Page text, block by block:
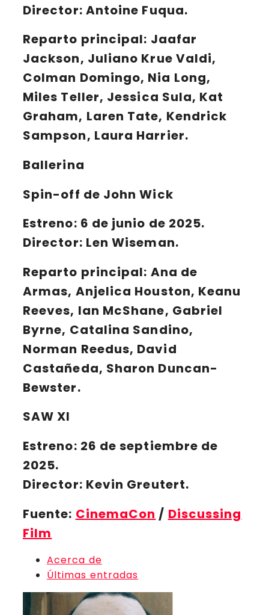
Director: Antoine Fuqua.
Reparto principal: Jaafar
Jackson, Juliano Krue Valdi,
Colman Domingo, Nia Long,
Miles Teller, Jessica Sula, Kat
Graham, Laren Tate, Kendrick
Sampson, Laura Harrier.
Ballerina
Spin-off de John Wick
Estreno: 6 de junio de 2025.
Director: Len Wiseman.
Reparto principal: Ana de
Armas, Anjelica Houston, Keanu
Reeves, Ian McShane, Gabriel
Byrne, Catalina Sandino,
Norman Reedus, David
Castañeda, Sharon Duncan-
Bewster.
SAW XI
Estreno: 26 de septiembre de
2025.
Director: Kevin Greutert.
Fuente: CinemaCon / Discussing
Film
Acerca de
Últimas entradas